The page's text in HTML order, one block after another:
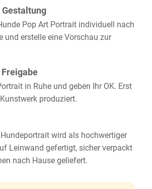
Pop Art Portrait individuell nach
und erstelle eine Vorschau zur
in Ruhe und geben Ihr OK. Erst
produziert.
wird als hochwertiger
Leinwand gefertigt, sicher verpackt
nach Hause geliefert.